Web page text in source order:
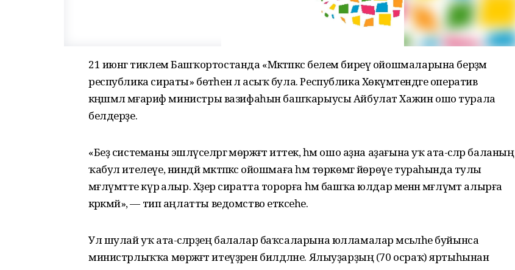
21 июнгә тиклем Башҡортостанда «Мәктәпкәсә белем биреү ойошмаларына берҙәм
республика сираты» бөтәһенә лә асыҡ була. Республика Хөкүмәтендәге оператив
кәңәшмәлә мәғариф министры вазифаһын башҡарыусы Айбулат Хажин ошо турала
белдерҙе.
«Беҙ системаны эшләүселәргә мөрәжәғәт иттек, һәм ошо аҙна аҙағына уҡ ата-әсәләр баланың
ҡабул ителеүе, ниндәй мәктәпкәсә ойошмаға һәм төркөмгә йөрөүе тураһында тулы
мәғлүмәтте күрә алыр. Хәҙер сиратта торорға һәм башҡа юлдар менән мәғлүмәт алырға
кәрәкмәй», — тип аңлатты ведомство етәксеһе.
Ул шулай уҡ ата-әсәләрҙең балалар баҡсаларына юлламалар мәсьәләһе буйынса
министрлыҡҡа мөрәжәғәт итеүҙәрен билдәләне. Ялыуҙарҙың (70 осраҡ) яртыһынан